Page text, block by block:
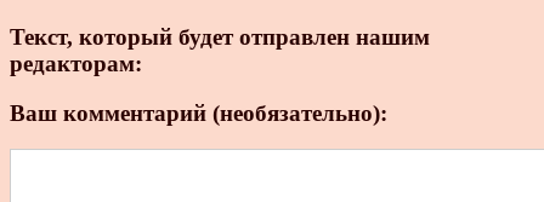
Текст, который будет отправлен нашим
редакторам:
Ваш комментарий (необязательно):